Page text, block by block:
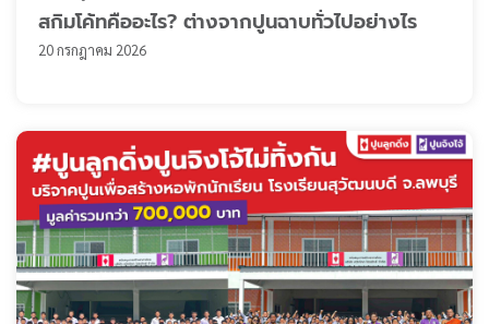
สกิมโค้ทคืออะไร? ต่างจากปูนฉาบทั่วไปอย่างไร
20 กรกฎาคม 2026